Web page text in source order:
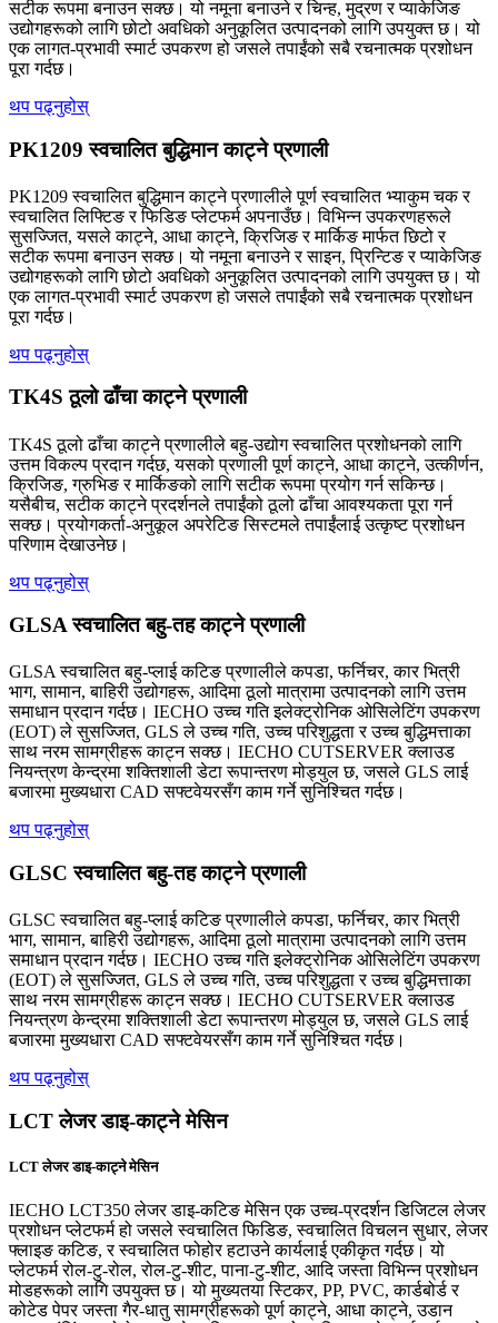
सटीक रूपमा बनाउन सक्छ। यो नमूना बनाउने र चिन्ह, मुद्रण र प्याकेजिङ
उद्योगहरूको लागि छोटो अवधिको अनुकूलित उत्पादनको लागि उपयुक्त छ। यो
एक लागत-प्रभावी स्मार्ट उपकरण हो जसले तपाईंको सबै रचनात्मक प्रशोधन
पूरा गर्दछ।
थप पढ्नुहोस्
PK1209 स्वचालित बुद्धिमान काट्ने प्रणाली
PK1209 स्वचालित बुद्धिमान काट्ने प्रणालीले पूर्ण स्वचालित भ्याकुम चक र
स्वचालित लिफ्टिङ र फिडिङ प्लेटफर्म अपनाउँछ। विभिन्न उपकरणहरूले
सुसज्जित, यसले काट्ने, आधा काट्ने, क्रिजिङ र मार्किङ मार्फत छिटो र
सटीक रूपमा बनाउन सक्छ। यो नमूना बनाउने र साइन, प्रिन्टिङ र प्याकेजिङ
उद्योगहरूको लागि छोटो अवधिको अनुकूलित उत्पादनको लागि उपयुक्त छ। यो
एक लागत-प्रभावी स्मार्ट उपकरण हो जसले तपाईंको सबै रचनात्मक प्रशोधन
पूरा गर्दछ।
थप पढ्नुहोस्
TK4S ठूलो ढाँचा काट्ने प्रणाली
TK4S ठूलो ढाँचा काट्ने प्रणालीले बहु-उद्योग स्वचालित प्रशोधनको लागि
उत्तम विकल्प प्रदान गर्दछ, यसको प्रणाली पूर्ण काट्ने, आधा काट्ने, उत्कीर्णन,
क्रिजिङ, ग्रुभिङ र मार्किङको लागि सटीक रूपमा प्रयोग गर्न सकिन्छ।
यसैबीच, सटीक काट्ने प्रदर्शनले तपाईंको ठूलो ढाँचा आवश्यकता पूरा गर्न
सक्छ। प्रयोगकर्ता-अनुकूल अपरेटिङ सिस्टमले तपाईंलाई उत्कृष्ट प्रशोधन
परिणाम देखाउनेछ।
थप पढ्नुहोस्
GLSA स्वचालित बहु-तह काट्ने प्रणाली
GLSA स्वचालित बहु-प्लाई कटिङ प्रणालीले कपडा, फर्निचर, कार भित्री
भाग, सामान, बाहिरी उद्योगहरू, आदिमा ठूलो मात्रामा उत्पादनको लागि उत्तम
समाधान प्रदान गर्दछ। IECHO उच्च गति इलेक्ट्रोनिक ओसिलेटिंग उपकरण
(EOT) ले सुसज्जित, GLS ले उच्च गति, उच्च परिशुद्धता र उच्च बुद्धिमत्ताका
साथ नरम सामग्रीहरू काट्न सक्छ। IECHO CUTSERVER क्लाउड
नियन्त्रण केन्द्रमा शक्तिशाली डेटा रूपान्तरण मोड्युल छ, जसले GLS लाई
बजारमा मुख्यधारा CAD सफ्टवेयरसँग काम गर्ने सुनिश्चित गर्दछ।
थप पढ्नुहोस्
GLSC स्वचालित बहु-तह काट्ने प्रणाली
GLSC स्वचालित बहु-प्लाई कटिङ प्रणालीले कपडा, फर्निचर, कार भित्री
भाग, सामान, बाहिरी उद्योगहरू, आदिमा ठूलो मात्रामा उत्पादनको लागि उत्तम
समाधान प्रदान गर्दछ। IECHO उच्च गति इलेक्ट्रोनिक ओसिलेटिंग उपकरण
(EOT) ले सुसज्जित, GLS ले उच्च गति, उच्च परिशुद्धता र उच्च बुद्धिमत्ताका
साथ नरम सामग्रीहरू काट्न सक्छ। IECHO CUTSERVER क्लाउड
नियन्त्रण केन्द्रमा शक्तिशाली डेटा रूपान्तरण मोड्युल छ, जसले GLS लाई
बजारमा मुख्यधारा CAD सफ्टवेयरसँग काम गर्ने सुनिश्चित गर्दछ।
थप पढ्नुहोस्
LCT लेजर डाइ-काट्ने मेसिन
LCT लेजर डाइ-काट्ने मेसिन
IECHO LCT350 लेजर डाइ-कटिङ मेसिन एक उच्च-प्रदर्शन डिजिटल लेजर
प्रशोधन प्लेटफर्म हो जसले स्वचालित फिडिङ, स्वचालित विचलन सुधार, लेजर
फ्लाइङ कटिङ, र स्वचालित फोहोर हटाउने कार्यलाई एकीकृत गर्दछ। यो
प्लेटफर्म रोल-टु-रोल, रोल-टु-शीट, पाना-टु-शीट, आदि जस्ता विभिन्न प्रशोधन
मोडहरूको लागि उपयुक्त छ। यो मुख्यतया स्टिकर, PP, PVC, कार्डबोर्ड र
कोटेड पेपर जस्ता गैर-धातु सामग्रीहरूको पूर्ण काट्ने, आधा काट्ने, उडान